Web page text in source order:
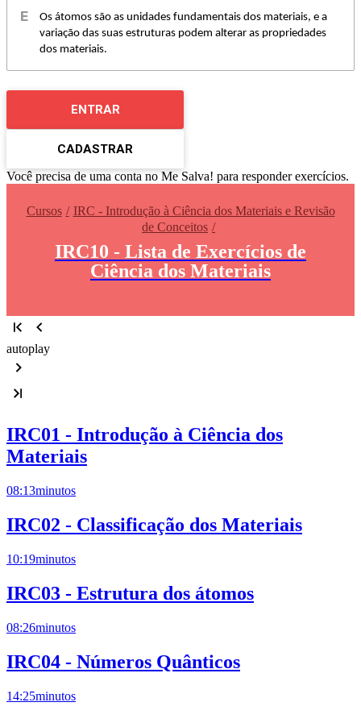
Os átomos são as unidades fundamentais dos materiais, e a
variação das suas estruturas podem alterar as propriedades
dos materiais.
ENTRAR
CADASTRAR
Você precisa de uma conta no Me Salva! para responder exercícios.
Cursos
IRC - Introdução à Ciência dos Materiais e Revisão
de Conceitos
IRC10 - Lista de Exercícios de
Ciência dos Materiais
autoplay
IRC01 - Introdução à Ciência dos
Materiais
08:13minutos
IRC02 - Classificação dos Materiais
10:19minutos
IRC03 - Estrutura dos átomos
08:26minutos
IRC04 - Números Quânticos
14:25minutos